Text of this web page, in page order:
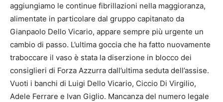
aggiungiamo le continue fibrillazioni nella maggioranza,
alimentate in particolare dal gruppo capitanato da
Gianpaolo Dello Vicario, appare sempre più urgente un
cambio di passo. L’ultima goccia che ha fatto nuovamente
traboccare il vaso è stata la diserzione in blocco dei
consiglieri di Forza Azzurra dall’ultima seduta dell’assise.
Vuoti i banchi di Luigi Dello Vicario, Ciccio Di Virgilio,
Adele Ferrare e Ivan Giglio. Mancanza del numero legale